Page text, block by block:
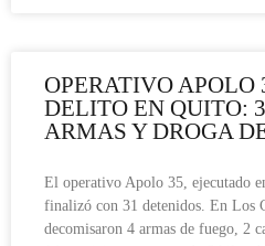
OPERATIVO APOLO
DELITO EN QUITO:
ARMAS Y DROGA
El operativo Apolo 35, ejecutado
finalizó con 31 detenidos. En Los
decomisaron 4 armas de fuego, 2